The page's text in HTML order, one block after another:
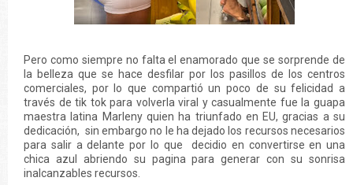
Pero como siempre no falta el enamorado que se sorprende de
la belleza que se hace desfilar por los pasillos de los centros
comerciales, por lo que compartió un poco de su felicidad a
través de tik tok para volverla viral y casualmente fue la guapa
maestra latina Marleny quien ha triunfado en EU, gracias a su
dedicación, sin embargo no le ha dejado los recursos necesarios
para salir a delante por lo que decidio en convertirse en una
chica azul abriendo su pagina para generar con su sonrisa
inalcanzables recursos.